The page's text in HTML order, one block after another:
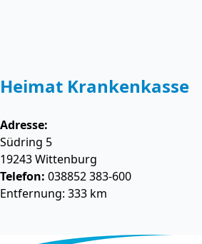
Heimat Krankenkasse
Adresse:
Südring 5
19243Wittenburg
Telefon: 038852 383-600
Entfernung: 333 km